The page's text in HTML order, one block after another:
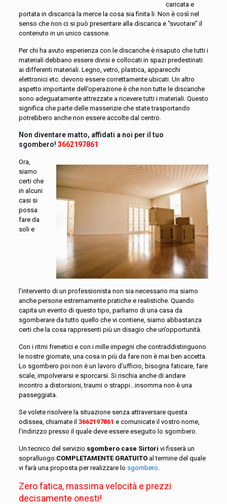
caricata e
portata in discarica la merce la cosa sia finita li. Non è così nel
senso che non ci si può presentare alla discarica e “svuotare” il
contenuto in un unico cassone.
Per chi ha avuto esperienza con le discariche è risaputo che tutti i
materiali debbano essere divisi e collocati in spazi predestinati
ai differenti materiali. Legno, vetro, plastica, apparecchi
elettronici etc. devono essere correttamente ubicati. Un altro
aspetto importante dell’operazione è che non tutte le discariche
sono adeguatamente attrezzate a ricevere tutti i materiali. Questo
significa che parte delle masserizie che state trasportando
potrebbero anche non essere accolte dal centro.
Non diventare matto, affidati a noi per il tuo
sgombero! 3662197861
Ora,
siamo
certi che
in alcuni
casi si
possa
fare da
soli e
l’intervento di un professionista non sia necessario ma siamo
anche persone estremamente pratiche e realistiche. Quando
capita un evento di questo tipo, parliamo di una casa da
sgomberare da tutto quello che vi contiene, siamo abbastanza
certi che la cosa rappresenti più un disagio che un’opportunità.
Con i ritmi frenetici e con i mille impegni che contraddistinguono
le nostre giornate, una cosa in più da fare non è mai ben accetta.
Lo sgombero poi non è un lavoro d’ufficio, bisogna faticare, fare
scale, impolverarsi e sporcarsi. Si rischia anche di andare
incontro a distorsioni, traumi o strappi…insomma non è una
passeggiata.
Se volete risolvere la situazione senza attraversare questa
odissea, chiamate il 3662197861 e comunicate il vostro nome,
l’indirizzo presso il quale deve essere eseguito lo sgombero.
Un tecnico del servizio sgombero case Sirtori vi fisserà un
sopralluogo COMPLETAMENTE GRATUITOal termine del quale
vi farà una proposta per realizzare lo sgombero.
Zero fatica, massima velocità e prezzi
decisamente onesti!